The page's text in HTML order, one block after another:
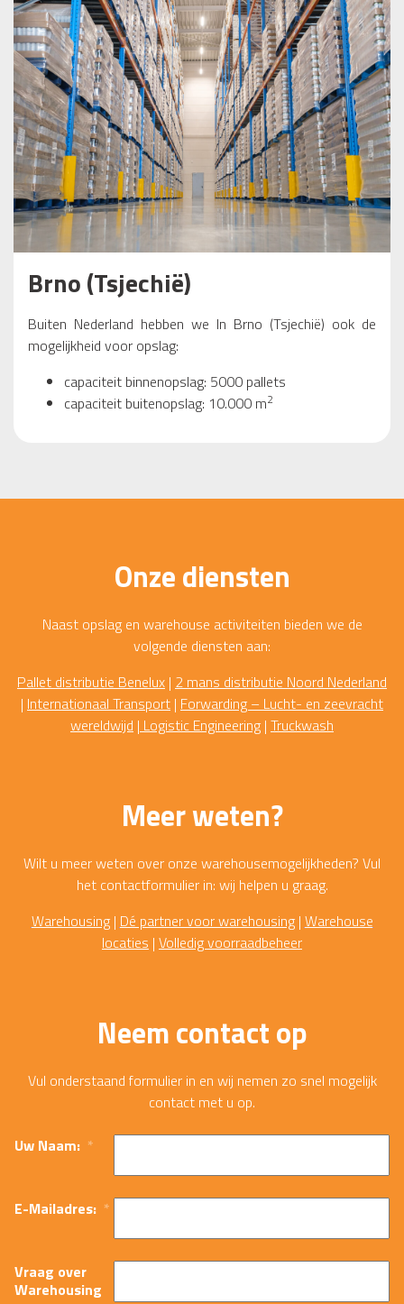
Brno (Tsjechië)
Buiten Nederland hebben we In Brno (Tsjechië) ook de
mogelijkheid voor opslag:
capaciteit binnenopslag: 5000 pallets
capaciteit buitenopslag: 10.000 m2
Onze diensten
Naast opslag en warehouse activiteiten bieden we de
volgende diensten aan:
Pallet distributie Benelux | 2 mans distributie Noord Nederland
| Internationaal Transport | Forwarding – Lucht- en zeevracht
wereldwijd | Logistic Engineering| Truckwash
Meer weten?
Wilt u meer weten over onze warehousemogelijkheden? Vul
het contactformulier in: wij helpen u graag.
Warehousing| Dé partner voor warehousing| Warehouse
locaties | Volledig voorraadbeheer
Neem contact op
Vul onderstaand formulier in en wij nemen zo snel mogelijk
contact met u op.
Uw Naam: *
E-Mailadres: *
Vraag over
Warehousing